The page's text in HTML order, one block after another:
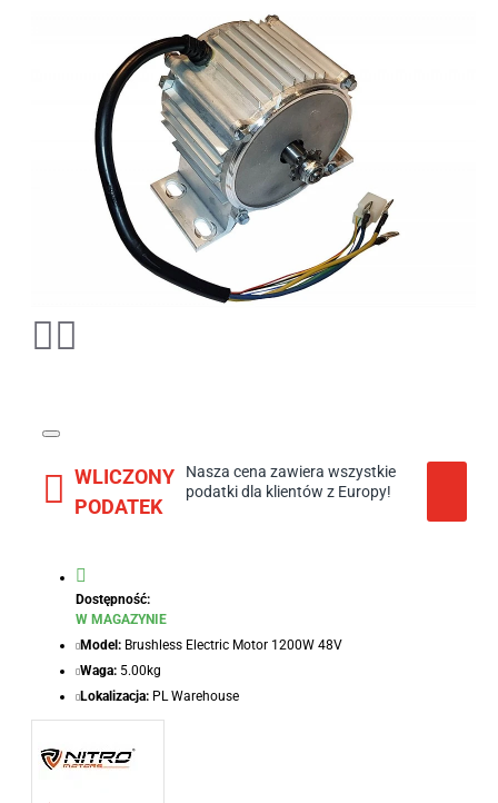
WLICZONY
PODATEK
Nasza cena zawiera wszystkie
podatki dla klientów z Europy!
Dostępność:
W MAGAZYNIE
Model: Brushless Electric Motor 1200W 48V
Waga: 5.00kg
Lokalizacja: PL Warehouse